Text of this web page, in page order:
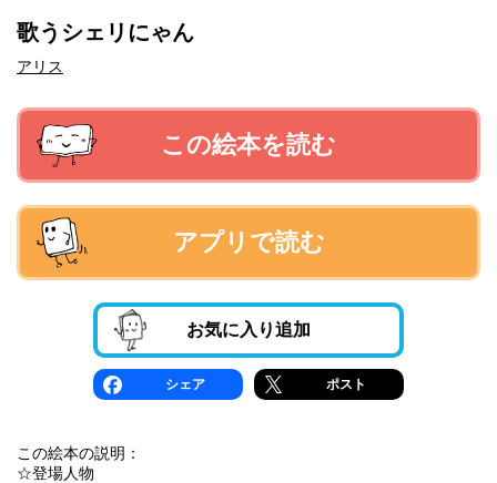
歌うシェリにゃん
アリス
この絵本を読む
アプリで読む
お気に入り追加
シェア ポスト
この絵本の説明：
☆登場人物